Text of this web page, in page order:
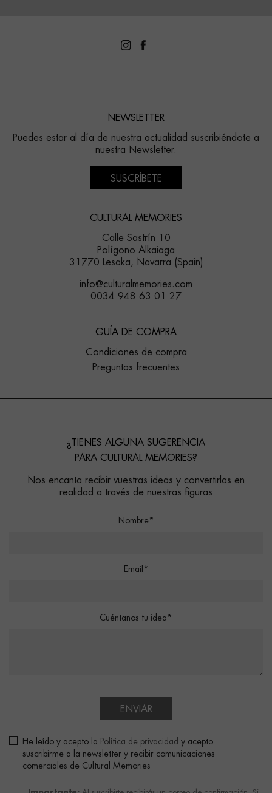
NEWSLETTER
Puedes estar al día de nuestra actualidad suscribiéndote a
nuestra Newsletter.
SUSCRÍBETE
CULTURAL MEMORIES
Calle Sastrín 10
Polígono Alkaiaga
31770 Lesaka, Navarra (Spain)
info@culturalmemories.com
0034 948 63 01 27
GUÍA DE COMPRA
Condiciones de compra
Preguntas frecuentes
¿TIENES ALGUNA SUGERENCIA
PARA CULTURAL MEMORIES?
Nos encanta recibir vuestras ideas y convertirlas en
realidad a través de nuestras figuras
Nombre*
Email*
Cuéntanos tu idea*
ENVIAR
He leído y acepto la Política de privacidad y acepto
suscribirme a la newsletter y recibir comunicaciones
comerciales de Cultural Memories